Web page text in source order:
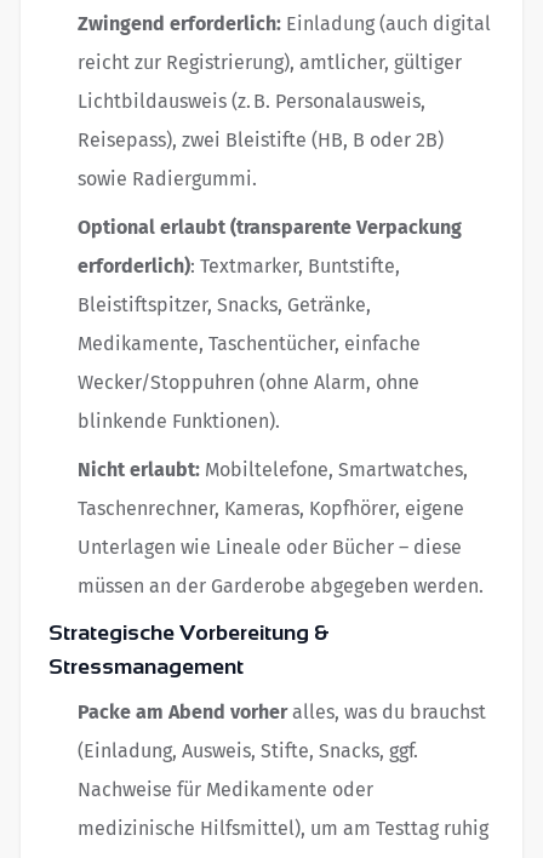
Zwingend erforderlich: Einladung (auch digital
reicht zur Registrierung), amtlicher, gültiger
Lichtbildausweis (z. B. Personalausweis,
Reisepass), zwei Bleistifte (HB, B oder 2B)
sowie Radiergummi.
Optional erlaubt (transparente Verpackung
erforderlich): Textmarker, Buntstifte,
Bleistiftspitzer, Snacks, Getränke,
Medikamente, Taschentücher, einfache
Wecker/Stoppuhren (ohne Alarm, ohne
blinkende Funktionen).
Nicht erlaubt: Mobiltelefone, Smartwatches,
Taschenrechner, Kameras, Kopfhörer, eigene
Unterlagen wie Lineale oder Bücher – diese
müssen an der Garderobe abgegeben werden.
Strategische Vorbereitung &
Stressmanagement
Packe am Abend vorheralles, was du brauchst
(Einladung, Ausweis, Stifte, Snacks, ggf.
Nachweise für Medikamente oder
medizinische Hilfsmittel), um am Testtag ruhig